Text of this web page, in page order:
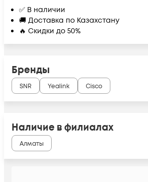
✅ В наличии
🚚 Доставка по Казахстану
🔥 Скидки до 50%
Бренды
SNR Yealink Cisco
Наличие в филиалах
Алматы